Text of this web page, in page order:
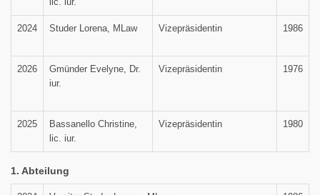
2024 Studer Lorena, MLaw Vizepräsidentin 1986
2026
Gmünder Evelyne, Dr.
iur.
Vizepräsidentin 1976
2025
Bassanello Christine,
lic. iur.
Vizepräsidentin 1980
1. Abteilung